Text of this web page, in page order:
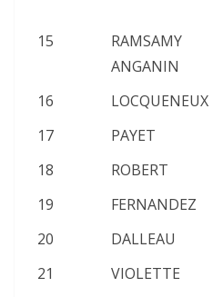
15
RAMSAMY
ANGANIN
16 LOCQUENEUX
17
PAYET
18
ROBERT
19
FERNANDEZ
20
DALLEAU
21
VIOLETTE